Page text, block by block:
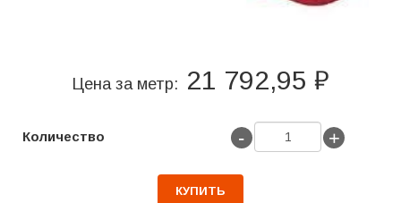
Цена за метр: 21 792,95 ₽
Количество - +
КУПИТЬ